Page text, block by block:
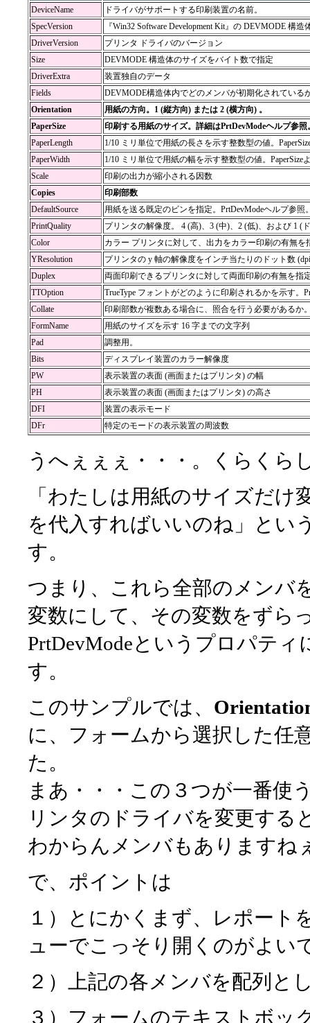
DeviceName
ドライバがサポートする印刷装置の名前。
SpecVersion
『Win32 Software Development Kit』の DEVMODE 構
DriverVersion
プリンタ ドライバのバージョン
Size
DEVMODE 構造体のサイズをバイト数で指定
DriverExtra
装置独自のデータ
Fields
DEVMODE構造体内でどのメンバが初期化されている
Orientation
用紙の方向。1 (縦方向) または 2 (横方向) 。
PaperSize
印刷する用紙のサイズ。詳細はPrtDevModeヘルプ参照
PaperLength
1/10 ミリ単位で用紙の長さを示す整数型の値。
PaperWidth
1/10 ミリ単位で用紙の幅を示す整数型の値。PaperSize
Scale
印刷の出力が縮小される因数
Copies
印刷部数
DefaultSource
用紙を送る既定のビンを指定。PrtDevModeヘルプ参照
PrintQuality
プリンタの解像度。 4 (高)、3 (中)、2 (低)、および 1 (
Color
カラー プリンタに対して、出力をカラー印刷の有無
YResolution
プリンタの y 軸の解像度をインチ当たりのドット数
Duplex
両面印刷できるプリンタに対して両面印刷の有無を指
TTOption
TrueType フォントがどのように印刷されるかを示す。
Collate
印刷部数が複数ある場合に、照合を行う必要があるか
FormName
用紙のサイズを示す 16 字までの文字列
Pad
調整用。
Bits
ディスプレイ装置のカラー解像度
PW
表示装置の表面 (画面またはプリンタ) の幅
PH
表示装置の表面 (画面またはプリンタ) の高さ
DFI
装置の表示モード
DFr
特定のモードの表示装置の周波数
うへぇぇぇ・・・。くらくら
「わたしは用紙のサイズだけ
を代入すればいいのね」とい
す。
つまり、これら全部のメンバ
変数にして、その変数をずら
PrtDevModeというプロパテ
す。
このサンプルでは、
に、フォームから選択した任
た。
まあ・・・この３つが一番使
リンタのドライバを変更する
わからんメンバもありますね
で、ポイントは
１）とにかくまず、レポート
ューでこっそり開くのがよい
２）上記の各メンバを配列と
３）フォームのテキストボッ